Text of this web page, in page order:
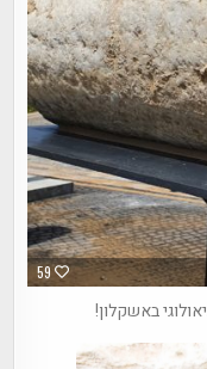
59
באשקלון!